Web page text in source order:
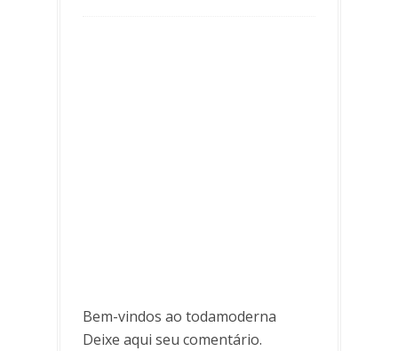
Bem-vindos ao todamoderna
Deixe aqui seu comentário.